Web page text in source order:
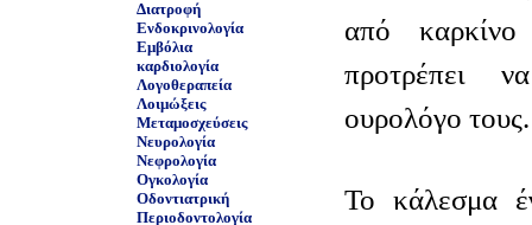
Διατροφή
Ενδοκρινολογία
Εμβόλια
καρδιολογία
Λογοθεραπεία
Λοιμώξεις
Μεταμοσχεύσεις
Νευρολογία
Νεφρολογία
Ογκολογία
Οδοντιατρική
Περιοδοντολογία
από
προτρέπει
ουρολόγο τους.
Το κάλεσμα